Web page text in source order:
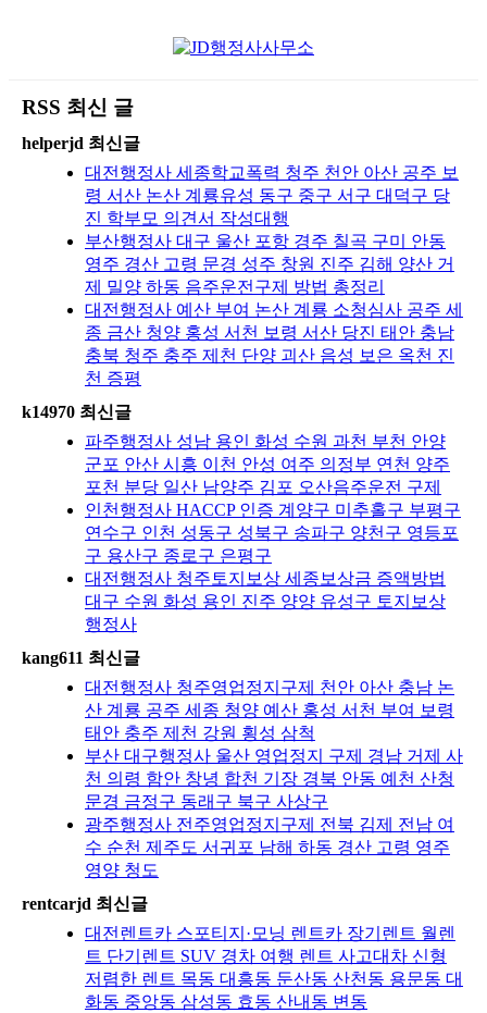
RSS 최신 글
helperjd 최신글
대전행정사 세종학교폭력 청주 천안 아산 공주 보
령 서산 논산 계룡유성 동구 중구 서구 대덕구 당
진 학부모 의견서 작성대행
부산행정사 대구 울산 포항 경주 칠곡 구미 안동
영주 경산 고령 문경 성주 창원 진주 김해 양산 거
제 밀양 하동 음주운전구제 방법 총정리
대전행정사 예산 부여 논산 계룡 소청심사 공주 세
종 금산 청양 홍성 서천 보령 서산 당진 태안 충남
충북 청주 충주 제천 단양 괴산 음성 보은 옥천 진
천 증평
k14970 최신글
파주행정사 성남 용인 화성 수원 과천 부천 안양
군포 안산 시흥 이천 안성 여주 의정부 연천 양주
포천 분당 일산 남양주 김포 오산음주운전 구제
인천행정사 HACCP 인증 계양구 미추홀구 부평구
연수구 인천 성동구 성북구 송파구 양천구 영등포
구 용산구 종로구 은평구
대전행정사 청주토지보상 세종보상금 증액방법
대구 수원 화성 용인 진주 양양 유성구 토지보상
행정사
kang611 최신글
대전행정사 청주영업정지구제 천안 아산 충남 논
산 계룡 공주 세종 청양 예산 홍성 서천 부여 보령
태안 충주 제천 강원 횡성 삼척
부산 대구행정사 울산 영업정지 구제 경남 거제 사
천 의령 함안 창녕 합천 기장 경북 안동 예천 산청
문경 금정구 동래구 북구 사상구
광주행정사 전주영업정지구제 전북 김제 전남 여
수 순천 제주도 서귀포 남해 하동 경산 고령 영주
영양 청도
rentcarjd 최신글
대전렌트카 스포티지·모닝 렌트카 장기렌트 월렌
트 단기렌트 SUV 경차 여행 렌트 사고대차 신형
저렴한 렌트 목동 대흥동 둔산동 산천동 용문동 대
화동 중앙동 삼성동 효동 산내동 변동